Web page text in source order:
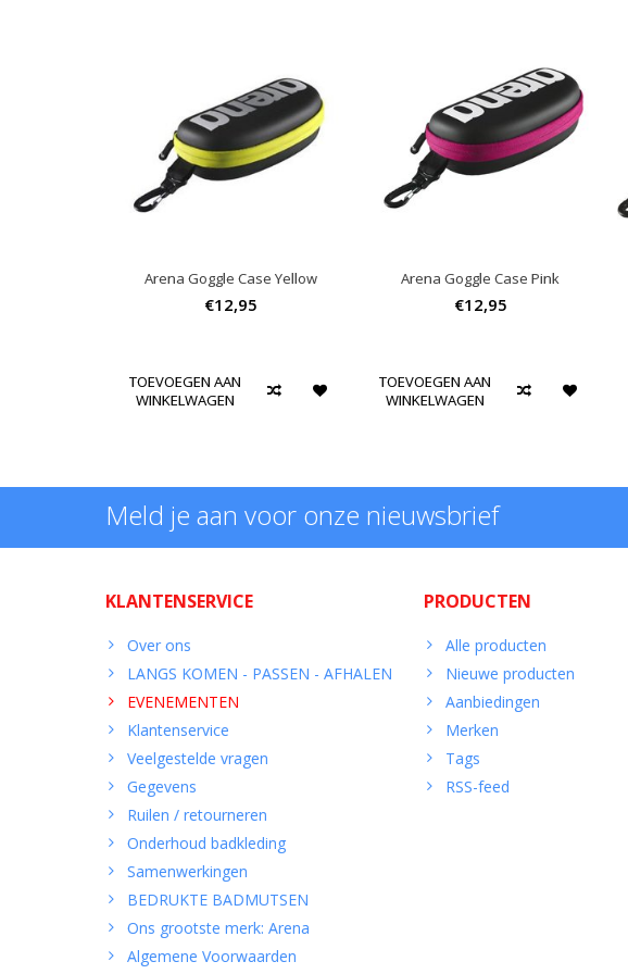
Arena Goggle Case Yellow
€12,95
TOEVOEGEN AAN
WINKELWAGEN
Arena Goggle Case Pink
€12,95
TOEVOEGEN AAN
WINKELWAGEN
Meld je aan voor onze nieuwsbrief
KLANTENSERVICE
Over ons
LANGS KOMEN - PASSEN - AFHALEN
EVENEMENTEN
Klantenservice
Veelgestelde vragen
Gegevens
Ruilen / retourneren
Onderhoud badkleding
Samenwerkingen
BEDRUKTE BADMUTSEN
Ons grootste merk: Arena
Algemene Voorwaarden
PRODUCTEN
Alle producten
Nieuwe producten
Aanbiedingen
Merken
Tags
RSS-feed